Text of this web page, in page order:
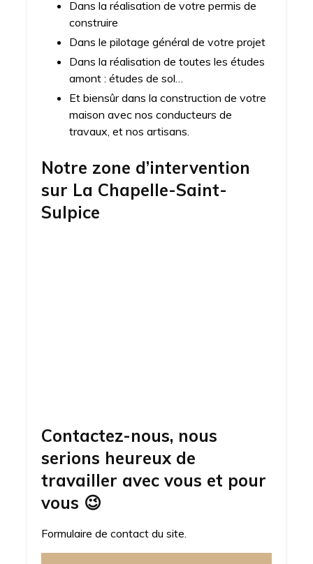
Dans la réalisation de votre permis de
construire
Dans le pilotage général de votre projet
Dans la réalisation de toutes les études
amont : études de sol…
Et biensûr dans la construction de votre
maison avec nos conducteurs de
travaux, et nos artisans.
Notre zone d’intervention
sur La Chapelle-Saint-
Sulpice
Contactez-nous, nous
serions heureux de
travailler avec vous et pour
vous 😉
Formulaire de contact du site.